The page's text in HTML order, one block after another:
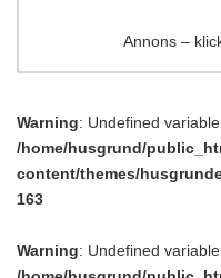
Annons –
Warning: Undefined
/home/husgrund/
content/themes/
163
Warning: Undefined